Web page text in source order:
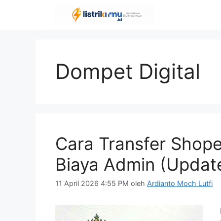
Dompet Digital
Cara Transfer
Biaya Admin
11 April 2026 4:55 PM oleh Ardianto Moch Lutfi